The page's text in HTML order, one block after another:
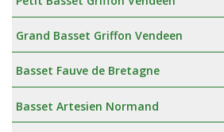
Grand Basset Griffon Vendeen
Basset Fauve de Bretagne
Basset Artesien Normand